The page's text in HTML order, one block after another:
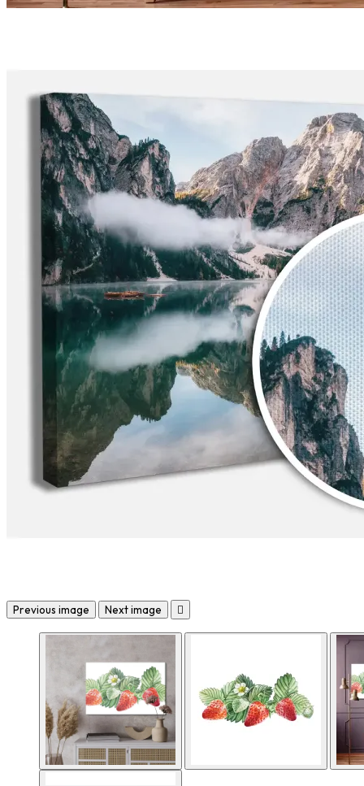
Previous image Next image 